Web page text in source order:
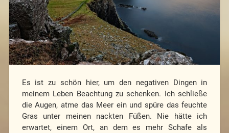
Es ist zu schön hier, um den negativen Dingen in
meinem Leben Beachtung zu schenken. Ich schließe
die Augen, atme das Meer ein und spüre das feuchte
Gras unter meinen nackten Füßen. Nie hätte ich
erwartet, einem Ort, an dem es mehr Schafe als